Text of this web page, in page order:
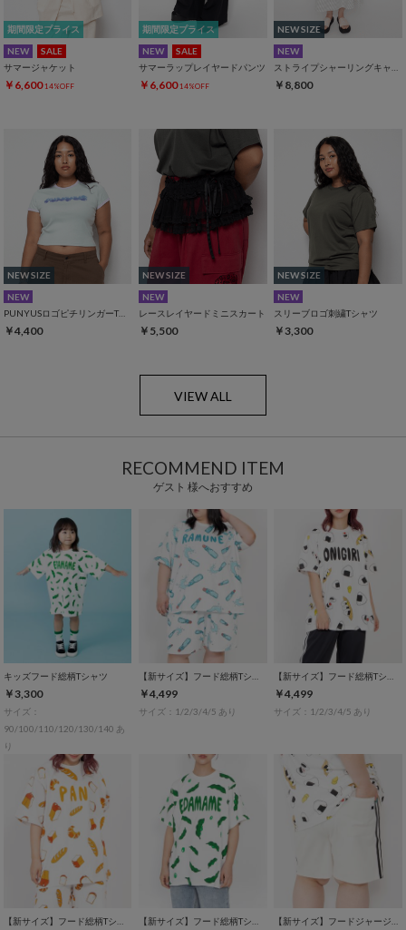
期間限定プライス
NEW
SALE
サマージャケット
￥6,600 14%OFF
期間限定プライス
NEW
SALE
サマーラップレイヤードパンツ
￥6,600 14%OFF
NEW SIZE
NEW
￥8,800
NEW SIZE
NEW
PUNYUSロゴピチリンガーTシャツ
￥4,400
NEW SIZE
NEW
レースレイヤードミニスカート
￥5,500
NEW SIZE
NEW
スリーブロゴ刺繍Tシャツ
￥3,300
VIEW ALL
RECOMMEND ITEM
ゲスト 様へおすすめ
キッズフード総柄Tシャツ
￥3,300
サイズ：
90/100/110/120/130/140 あ
り
￥4,499
サイズ：1/2/3/4/5 あり
￥4,499
サイズ：1/2/3/4/5 あり